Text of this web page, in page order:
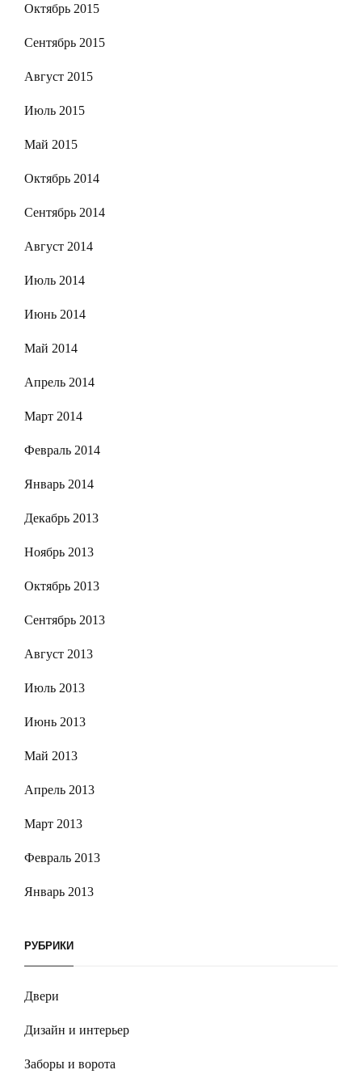
Октябрь 2015
Сентябрь 2015
Август 2015
Июль 2015
Май 2015
Октябрь 2014
Сентябрь 2014
Август 2014
Июль 2014
Июнь 2014
Май 2014
Апрель 2014
Март 2014
Февраль 2014
Январь 2014
Декабрь 2013
Ноябрь 2013
Октябрь 2013
Сентябрь 2013
Август 2013
Июль 2013
Июнь 2013
Май 2013
Апрель 2013
Март 2013
Февраль 2013
Январь 2013
РУБРИКИ
Двери
Дизайн и интерьер
Заборы и ворота